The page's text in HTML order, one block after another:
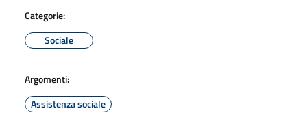
Categorie:
Sociale
Argomenti:
Assistenza sociale